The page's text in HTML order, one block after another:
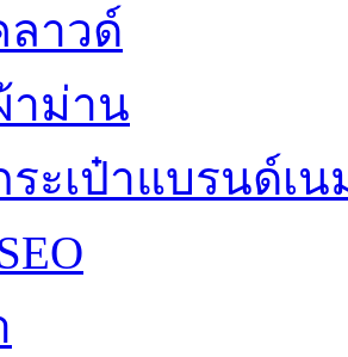
าวด์
าม่าน
ะเป๋าแบรนด์เน